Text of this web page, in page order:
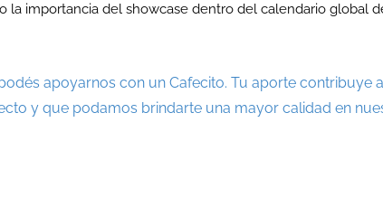
la importancia del showcase dentro del calendario global
apoyarnos con un Cafecito. Tu aporte contribuye
y que podamos brindarte una mayor calidad en